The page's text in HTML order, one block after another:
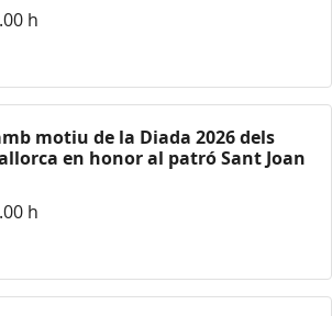
h
motiu de la Diada 2026 dels
en honor al patró Sant Joan
h